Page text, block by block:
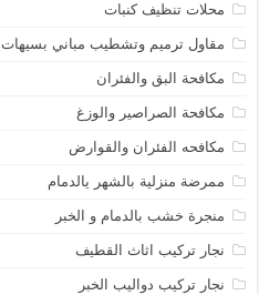
محلات تنظيف كنبات
مقاول ترميم وتشطيب مباني بسيهات
مكافحة البق والفئران
مكافحة الصراصير والوزغ
مكافحه الفئران والقوارض
ممرضة منزلية بالشهر يالدمام
منجرة خشب بالدمام و الخبر
نجار تركيب اثاث القطيف
نجار تركيب دواليب الخبر